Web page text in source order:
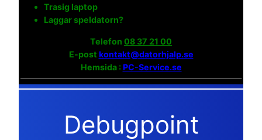
Trasig laptop
Laggar speldatorn?
Telefon 08 37 21 00
E-post kontakt@datorhjalp.se
Hemsida :PC-Service.se
Debugpoint